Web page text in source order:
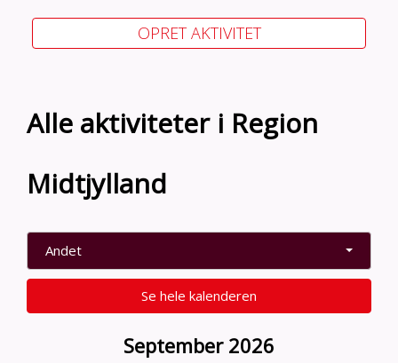
OPRET AKTIVITET
Alle aktiviteter i Region
Midtjylland
Andet
Se hele kalenderen
September 2026